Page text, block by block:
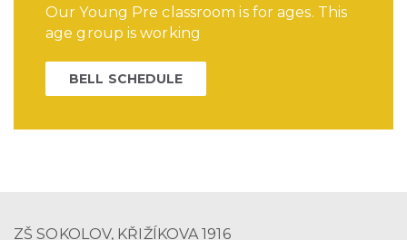
Our Young Pre classroom is for ages. This
age group is working
BELL SCHEDULE
ZŠ SOKOLOV, KŘIŽÍKOVA 1916